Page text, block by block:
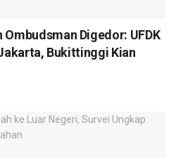
Ombudsman Digedor: UFDK
Bukittinggi Kian